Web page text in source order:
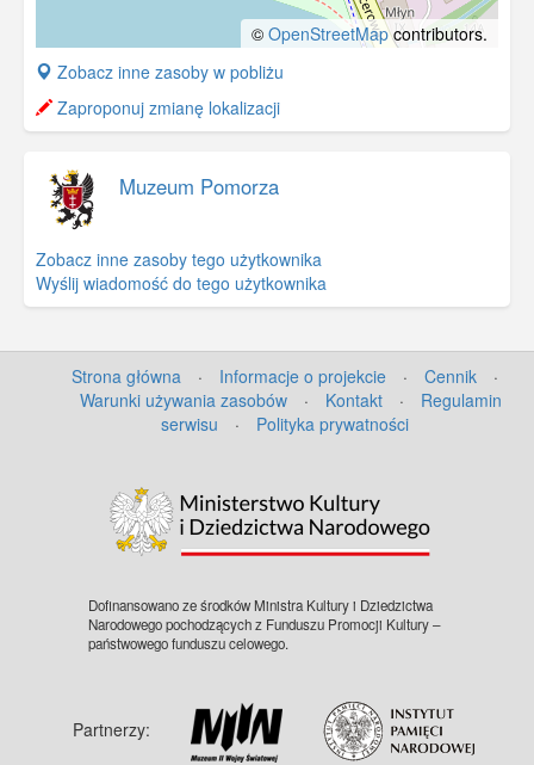
© OpenStreetMapcontributors.
+
−
Zobacz inne zasoby w pobliżu
Zaproponuj zmianę lokalizacji
Muzeum Pomorza
Zobacz inne zasoby tego użytkownika
Wyślij wiadomość do tego użytkownika
Strona główna · Informacje o projekcie · Cennik
·
Warunki używania zasobów
· Kontakt ·
Regulamin
serwisu
· Polityka prywatności
Dofinansowano ze środków Ministra Kultury i Dziedzictwa
Narodowego pochodzących z Funduszu Promocji Kultury –
państwowego funduszu celowego.
Partnerzy: